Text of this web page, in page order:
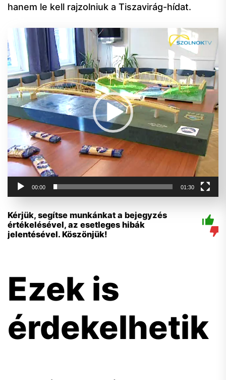
hanem le kell rajzolniuk a Tiszavirág-hídat.
Videólejátszó
00:00 01:30
Kérjük, segítse munkánkat a bejegyzés
értékelésével, az esetleges hibák
jelentésével. Köszönjük!
Ezek is
érdekelhetik